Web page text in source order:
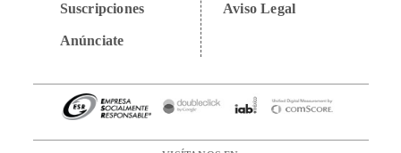
Suscripciones
Anúnciate
Aviso Legal